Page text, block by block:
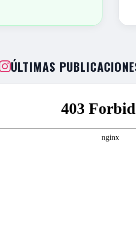
ÚLTIMAS